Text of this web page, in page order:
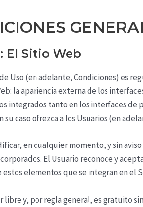
El Sitio Web
Uso (en adelante, Condiciones) es
la apariencia externa de los
integrados tanto en los interfaces
caso ofrezca a los Usuarios (en
en cualquier momento, y sin
El Usuario reconoce y
elementos que se integran en el
libre y, por regla general, es gratuito